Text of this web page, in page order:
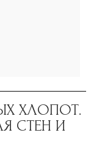
ХЛОПОТ.
СТЕН И